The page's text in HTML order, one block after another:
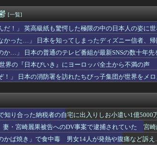
たぞ！ｗ」X民「いい歳こいてラブコ...
らの脱却」…茂木敏充氏も小林鷹之氏も...
ハビタ幹部は「モール職員は引き止めな...
したの
石に家に上がらないだろと思ってたら、...
和学習の小学生に腐敗した遺体の臭いを...
先行公開wwwwwwwww...
店員にバカにされるようになった」俺「...
呼んでもいいよね？」旦那「それは無理...
されるけど
熊本訪問の感動ムービーを投稿
位が意外すぎるwwwwwwww
[一覧]
だ！」 英高級紙も驚愕した極限の中の日本人の姿に
かった…」 日本を知ってしまったディズニー信者、
か…」 日本の普通のテレビ番組が最新SNSの数十年先
界の『日本びいき』にヨーロッパ全土から不満の声
！」 日本の消防署を訪れたちびっ子集団が世界をメ
知り合った納税者の自宅に出入りしお小遣い1億5000
妻・宮崎麗果被告へのDV事案で逮捕されていた 宮
かば焼き」で食中毒 男女14人が発熱や腹痛など訴